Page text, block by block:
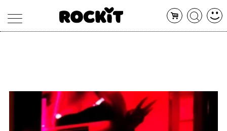
ARTISTI
CONCERTI
SHOP
RADIO